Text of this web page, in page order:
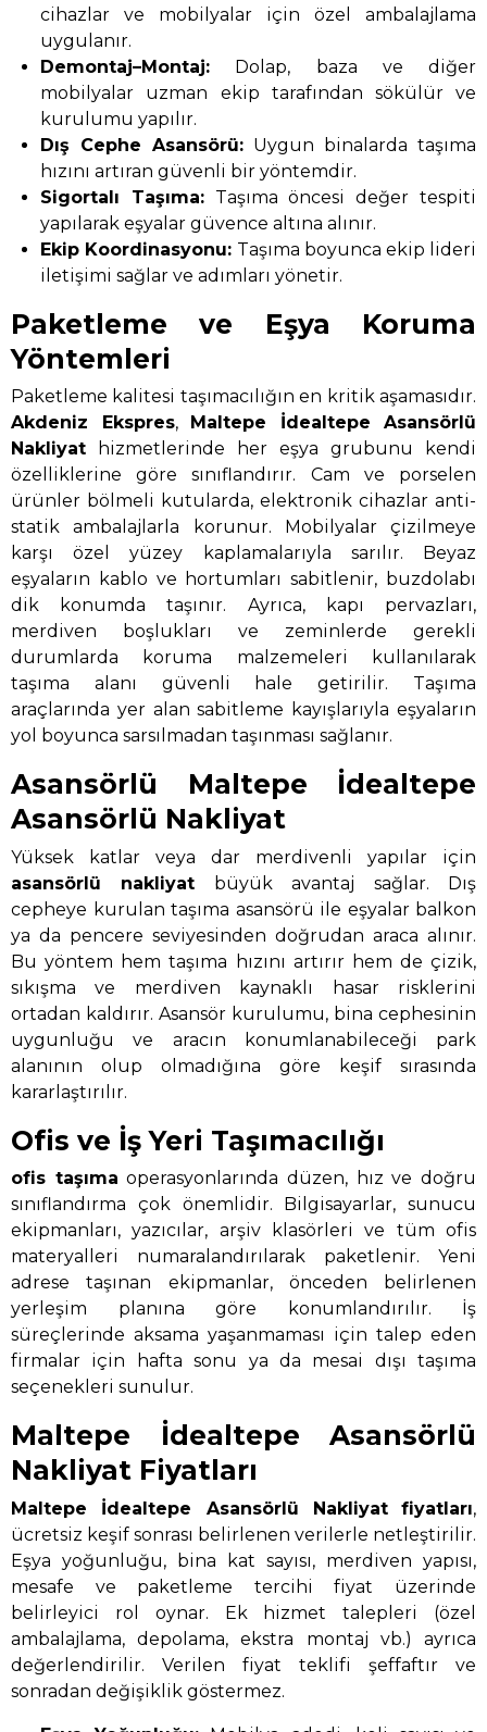
cihazlar ve mobilyalar için özel ambalajlama
uygulanır.
Demontaj–Montaj: Dolap, baza ve diğer
mobilyalar uzman ekip tarafından sökülür ve
kurulumu yapılır.
Dış Cephe Asansörü: Uygun binalarda taşıma
hızını artıran güvenli bir yöntemdir.
Sigortalı Taşıma:Taşıma öncesi değer tespiti
yapılarak eşyalar güvence altına alınır.
Ekip Koordinasyonu: Taşıma boyunca ekip lideri
iletişimi sağlar ve adımları yönetir.
Paketleme ve Eşya Koruma
Yöntemleri
Paketleme kalitesi taşımacılığın en kritik aşamasıdır.
Akdeniz Ekspres,
Maltepe İdealtepe Asansörlü
Nakliyat hizmetlerinde her eşya grubunu kendi
özelliklerine göre sınıflandırır. Cam ve porselen
ürünler bölmeli kutularda, elektronik cihazlar anti-
statik ambalajlarla korunur. Mobilyalar çizilmeye
karşı özel yüzey kaplamalarıyla sarılır. Beyaz
eşyaların kablo ve hortumları sabitlenir, buzdolabı
dik konumda taşınır. Ayrıca, kapı pervazları,
merdiven boşlukları ve zeminlerde gerekli
durumlarda koruma malzemeleri kullanılarak
taşıma alanı güvenli hale getirilir. Taşıma
araçlarında yer alan sabitleme kayışlarıyla eşyaların
yol boyunca sarsılmadan taşınması sağlanır.
Asansörlü Maltepe İdealtepe
Asansörlü Nakliyat
Yüksek katlar veya dar merdivenli yapılar için
asansörlü nakliyat büyük avantaj sağlar. Dış
cepheye kurulan taşıma asansörü ile eşyalar balkon
ya da pencere seviyesinden doğrudan araca alınır.
Bu yöntem hem taşıma hızını artırır hem de çizik,
sıkışma ve merdiven kaynaklı hasar risklerini
ortadan kaldırır. Asansör kurulumu, bina cephesinin
uygunluğu ve aracın konumlanabileceği park
alanının olup olmadığına göre keşif sırasında
kararlaştırılır.
Ofis ve İş Yeri Taşımacılığı
ofis taşıma operasyonlarında düzen, hız ve doğru
sınıflandırma çok önemlidir. Bilgisayarlar, sunucu
ekipmanları, yazıcılar, arşiv klasörleri ve tüm ofis
materyalleri numaralandırılarak paketlenir. Yeni
adrese taşınan ekipmanlar, önceden belirlenen
yerleşim planına göre konumlandırılır. İş
süreçlerinde aksama yaşanmaması için talep eden
firmalar için hafta sonu ya da mesai dışı taşıma
seçenekleri sunulur.
Maltepe İdealtepe Asansörlü
Nakliyat Fiyatları
Maltepe İdealtepe Asansörlü Nakliyat fiyatları,
ücretsiz keşif sonrası belirlenen verilerle netleştirilir.
Eşya yoğunluğu, bina kat sayısı, merdiven yapısı,
mesafe ve paketleme tercihi fiyat üzerinde
belirleyici rol oynar. Ek hizmet talepleri (özel
ambalajlama, depolama, ekstra montaj vb.) ayrıca
değerlendirilir. Verilen fiyat teklifi şeffaftır ve
sonradan değişiklik göstermez.